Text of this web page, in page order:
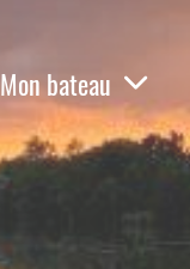
Mon bateau